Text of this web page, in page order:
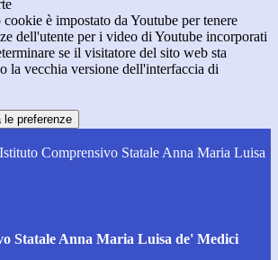
cookie è impostato da Youtube per tenere
dell'utente per i video di Youtube incorporati
se il visitatore del sito web sta
la vecchia versione dell'interfaccia di
le preferenze
Istituto Comprensivo Statale Anna Maria Luisa
Statale Anna Maria Luisa de' Medici